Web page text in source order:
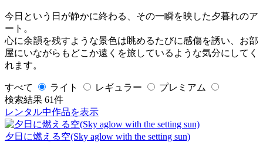
今日という日が静かに終わる、その一瞬を映した夕暮れのア
ート。
心に余韻を残すような景色は眺めるたびに感傷を誘い、お部
屋にいながらもどこか遠くを旅しているような気分にしてく
れます。
すべて ライト レギュラー
プレミアム
検索結果 61件
レンタル中作品を表示
夕日に燃える空(Sky aglow with the setting sun)